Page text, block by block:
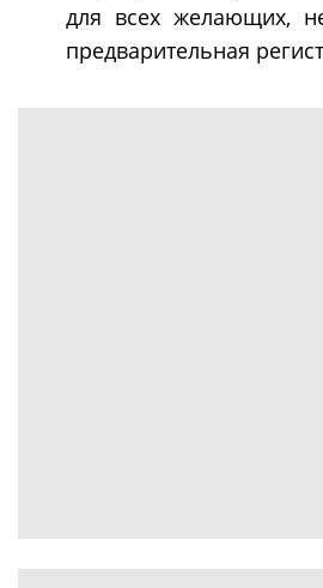
для всех желающих,
предварительная